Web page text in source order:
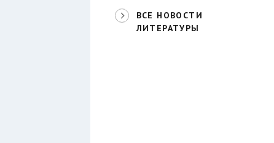
ВСЕ НОВОСТИ
ЛИТЕРАТУРЫ